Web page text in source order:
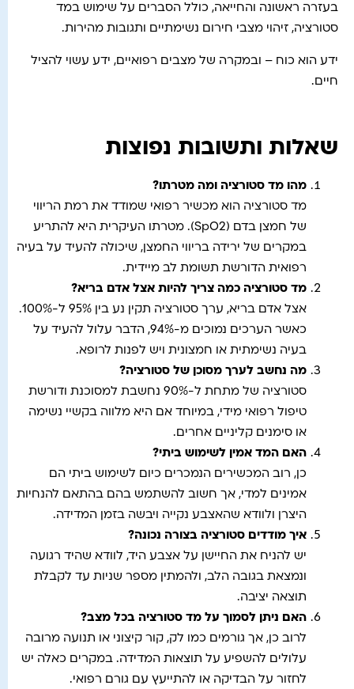
בעזרה ראשונה והחייאה, כולל הסברים על שימוש במד
סטורציה, זיהוי מצבי חירום נשימתיים ותגובות מהירות.
ידע הוא כוח – ובמקרה של מצבים רפואיים, ידע עשוי להציל
חיים.
שאלות ותשובות נפוצות
מהו מד סטורציה ומה מטרתו?
מד סטורציה הוא מכשיר רפואי שמודד את רמת הריווי
של חמצן בדם (SpO2). מטרתו העיקרית היא להתריע
במקרים של ירידה בריווי החמצן, שיכולה להעיד על בעיה
רפואית הדורשת תשומת לב מיידית.
מד סטורציה כמה צריך להיות אצל אדם בריא?
אצל אדם בריא, ערך סטורציה תקין נע בין 95% ל-100%.
כאשר הערכים נמוכים מ-94%, הדבר עלול להעיד על
בעיה נשימתית או חמצונית ויש לפנות לרופא.
מה נחשב לערך מסוכן של סטורציה?
סטורציה של מתחת ל-90% נחשבת למסוכנת ודורשת
טיפול רפואי מידי, במיוחד אם היא מלווה בקשיי נשימה
או סימנים קליניים אחרים.
האם המד אמין לשימוש ביתי?
כן, רוב המכשירים הנמכרים כיום לשימוש ביתי הם
אמינים למדי, אך חשוב להשתמש בהם בהתאם להנחיות
היצרן ולוודא שהאצבע נקייה ויבשה בזמן המדידה.
איך מודדים סטורציה בצורה נכונה?
יש להניח את החיישן על אצבע היד, לוודא שהיד רגועה
ונמצאת בגובה הלב, ולהמתין מספר שניות עד לקבלת
תוצאה יציבה.
האם ניתן לסמוך על מד סטורציה בכל מצב?
לרוב כן, אך גורמים כמו לק, קור קיצוני או תנועה מרובה
עלולים להשפיע על תוצאות המדידה. במקרים כאלה יש
לחזור על הבדיקה או להתייעץ עם גורם רפואי.